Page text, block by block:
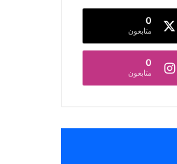
0
متابعون
0
متابعون